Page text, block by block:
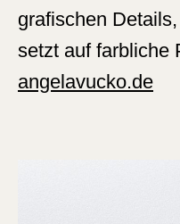
grafischen
setzt auf farbliche
angelavucko.de